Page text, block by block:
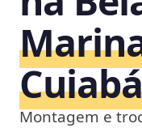
Montagem e